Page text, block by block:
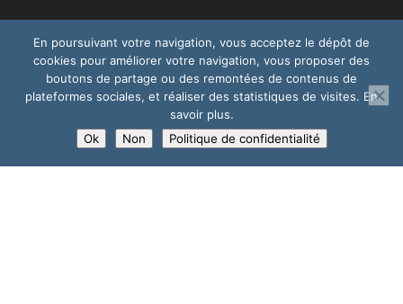
Formatrice
Conférencière
Coach orientation scolaire Un après-midi pour
Coach orientation professionnelle Un point pour
demain®
En poursuivant votre navigation, vous acceptez le dépôt de
cookies pour améliorer votre navigation, vous proposer des
boutons de partage ou des remontées de contenus de
plateformes sociales, et réaliser des statistiques de visites. En
savoir plus.
Ok
Non Politique de confidentialité